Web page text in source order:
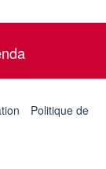
Politique de